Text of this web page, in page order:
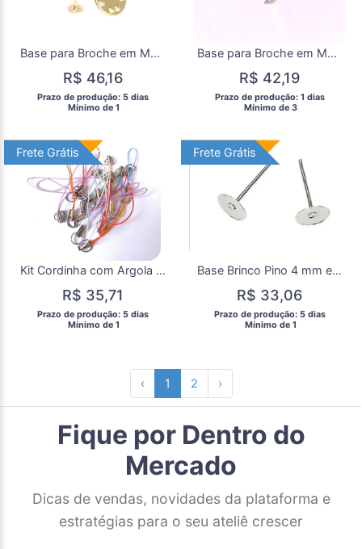
Base para Broche em Metal Dourado
R$ 46,16
Prazo de produção: 5 dias
  Mínimo de 1
Base para Broche em Metal Prateado
R$ 42,19
Prazo de produção: 1 dias
  Mínimo de 3
Frete Grátis
Frete Grátis
Kit Cordinha com Argola Double Loop Celular Pen Drive com 20
R$ 35,71
Prazo de produção: 5 dias
  Mínimo de 1
Frete Grátis
Frete Grátis
Base Brinco Pino 4 mm em Metal com 25 Pares
R$ 33,06
Prazo de produção: 5 dias
  Mínimo de 1
‹ 1 2 ›
Fique por Dentro do
Mercado
Dicas de vendas, novidades da plataforma e
estratégias para o seu ateliê crescer